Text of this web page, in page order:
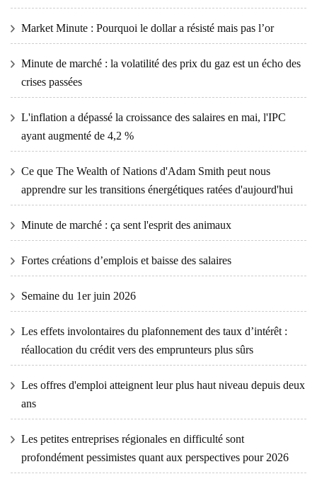
Market Minute : Pourquoi le dollar a résisté mais pas l’or
Minute de marché : la volatilité des prix du gaz est un écho des
crises passées
L'inflation a dépassé la croissance des salaires en mai, l'IPC
ayant augmenté de 4,2 %
Ce que The Wealth of Nations d'Adam Smith peut nous
apprendre sur les transitions énergétiques ratées d'aujourd'hui
Minute de marché : ça sent l'esprit des animaux
Fortes créations d’emplois et baisse des salaires
Semaine du 1er juin 2026
Les effets involontaires du plafonnement des taux d’intérêt :
réallocation du crédit vers des emprunteurs plus sûrs
Les offres d'emploi atteignent leur plus haut niveau depuis deux
ans
Les petites entreprises régionales en difficulté sont
profondément pessimistes quant aux perspectives pour 2026